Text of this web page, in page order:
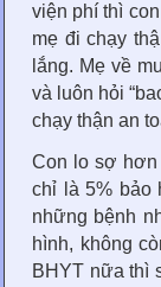
viện phí thì
mẹ đi chạy
lắng. Mẹ về
và luôn hỏi
chạy thận an
Con lo sợ hơn
chỉ là 5% bảo
những bệnh
hình, không
BHYT nữa thì